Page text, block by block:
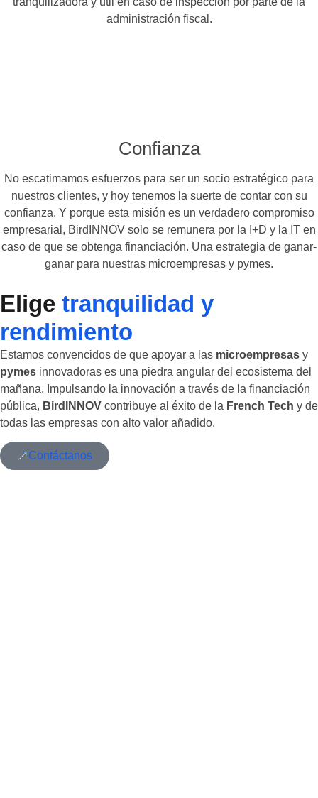
administración fiscal.
Confianza
No escatimamos esfuerzos para ser un socio estratégico para
nuestros clientes, y hoy tenemos la suerte de contar con su
confianza. Y porque esta misión es un verdadero compromiso
empresarial, BirdINNOV solo se remunera por la I+D y la IT en
caso de que se obtenga financiación. Una estrategia de ganar-
ganar para nuestras microempresas y pymes.
Elige tranquilidad y
rendimiento
Estamos convencidos de que apoyar a las microempresas y
pymes innovadoras es una piedra angular del ecosistema del
mañana. Impulsando la innovación a través de la financiación
pública, BirdINNOV contribuye al éxito de la French Tech y de
todas las empresas con alto valor añadido.
Contáctanos